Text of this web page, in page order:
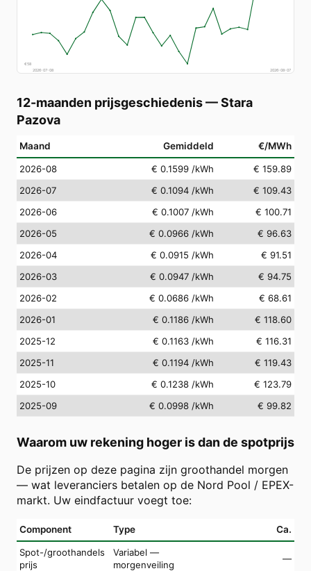
€58
2026-07-08
2026-08-07
12-maanden prijsgeschiedenis—Stara
Pazova
Maand Gemiddeld €/MWh
2026-08 € 0.1599 /kWh
€ 159.89
2026-07
€ 0.1094 /kWh
€ 109.43
2026-06
€ 0.1007 /kWh
€ 100.71
2026-05
€ 0.0966 /kWh
€ 96.63
2026-04
€ 0.0915 /kWh
€ 91.51
2026-03
€ 0.0947 /kWh
€ 94.75
2026-02
€ 0.0686 /kWh
€ 68.61
2026-01
€ 0.1186 /kWh
€ 118.60
2025-12
€ 0.1163 /kWh
€ 116.31
2025-11
€ 0.1194 /kWh
€ 119.43
2025-10
€ 0.1238 /kWh
€ 123.79
2025-09
€ 0.0998 /kWh € 99.82
Waarom uw rekening hoger is dan de spotprijs
De prijzen op deze pagina zijn groothandel morgen
— wat leveranciers betalen op de Nord Pool / EPEX-
markt. Uw eindfactuur voegt toe:
Component Type Ca.
Spot-/groothandels
prijs
Variabel —
morgenveiling
—